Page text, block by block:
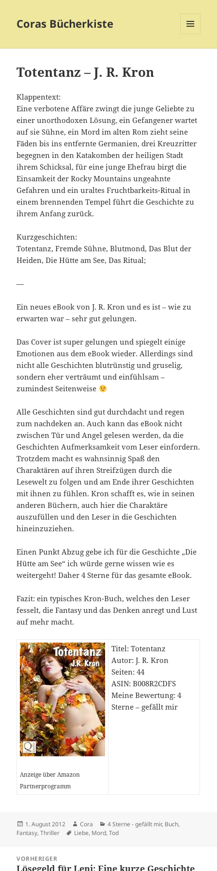
Coras Bücherkiste
Totentanz – J. R. Kron
Klappentext:
Eine verbotene Affäre zwingt die junge Geliebte zu
einer unorthodoxen Lösung, ein Gefangener wartet
auf sie Sühne, ein Mord im alten Rom zieht seine
Fäden bis ins entfernte Germanien, drei Kreuzritter
begegnen in den Katakomben der heiligen Stadt
ihrem Schicksal, für eine junge Ehefrau birgt die
Einsamkeit der Rocky Mountains ungeahnte
Gefahren und ein uraltes Fruchtbarkeits-Ritual in
einem brennenden Tempel führt die Geschichte zu
ihrem Anfang zurück.
Kurzgeschichten:
Totentanz, Fremde Sühne, Blutmond, Das Blut der
Heiden, Die Hütte am See, Das Ritual;
—
Ein neues eBook von J. R. Kron und es ist – wie zu
erwarten war – sehr gut gelungen.
Das Cover ist super gelungen und spiegelt einige
Emotionen aus dem eBook wieder. Allerdings sind
nicht alle Geschichten blutrünstig und gruselig,
sondern eher verträumt und einfühlsam –
zumindest Seitenweise
Alle Geschichten sind gut durchdacht und regen
zum nachdeken an. Auch kann das eBook nicht
zwischen Tür und Angel gelesen werden, da die
Geschichten Aufmerksamkeit vom Leser einfordern.
Trotzdem macht es wahnsinnig Spaß den
Charaktären auf ihren Streifzügen durch die
Lesewelt zu folgen und am Ende ihrer Geschichten
mit ihnen zu fühlen. Kron schafft es, wie in seinen
anderen Büchern, auch hier die Charaktäre
auszufüllen und den Leser in die Geschichten
hineinzuziehen.
Einen Punkt Abzug gebe ich für die Geschichte „Die
Hütte am See“ ich würde gerne wissen wie es
weitergeht! Daher 4 Sterne für das gesamte eBook.
Fazit: ein typisches Kron-Buch, welches den Leser
fesselt, die Fantasy und das Denken anregt und Lust
auf mehr macht.
Anzeige über Amazon
Partnerprogramm
Titel: Totentanz
Autor: J. R. Kron
Seiten: 44
ASIN: B008R2CDFS
Meine Bewertung: 4
Sterne – gefällt mir
Veröffentlicht
am
1. August 2012 Autor
Cora Kategorien
4 Sterne - gefällt mir, Buch,
Fantasy,Thriller Schlagwörter
Liebe, Mord,Tod
VORHERIGER
Vorheriger